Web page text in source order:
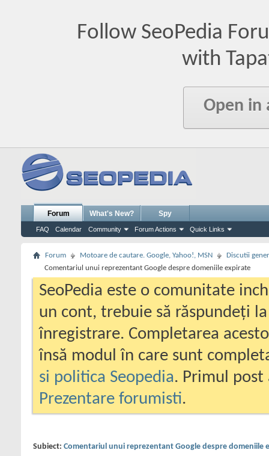
Follow SeoPedia
with
Open in
Forum
FAQ Calendar Community Forum Actions Quick Links
What's New? Spy
Forum Motoare de cautare. Google, Yahoo!, MSN
Discutii
Comentariul unui reprezentant Google despre domeniile expirate
SeoPedia este o comunitate
un cont, trebuie să răspundeți
înregistrare. Completarea
însă modul în care sunt
si politica Seopedia. Primul
Prezentare forumisti.
Subiect: Comentariul unui reprezentant Google despre domeniile